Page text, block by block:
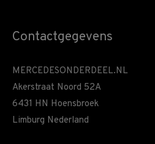
Contactgegevens
MERCEDESONDERDEEL.NL
Akerstraat Noord 52A
6431 HN Hoensbroek
Limburg Nederland